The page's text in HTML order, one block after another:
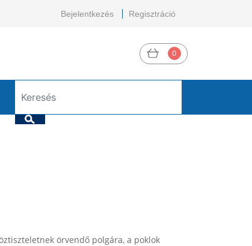
Bejelentkezés Regisztráció
0
örvendő polgára, a poklok